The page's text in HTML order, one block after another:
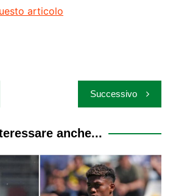
articolo
Successivo
anche...